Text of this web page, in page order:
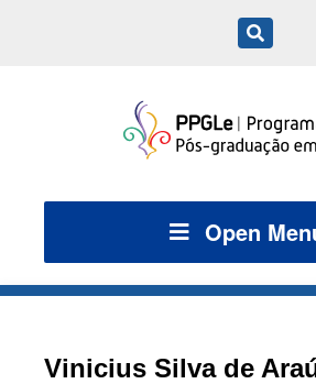
Open
Vinicius Silva de